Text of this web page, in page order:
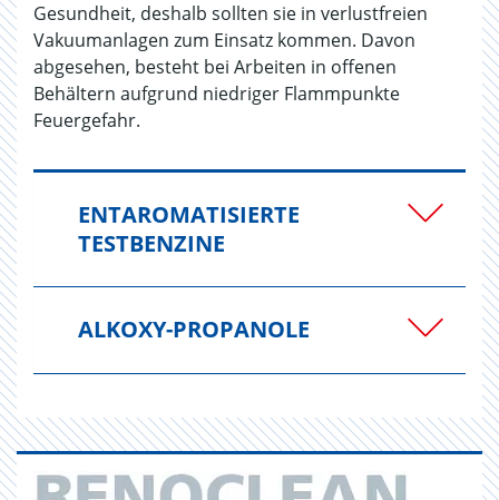
Gesundheit, deshalb sollten sie in verlustfreien
Vakuumanlagen zum Einsatz kommen. Davon
abgesehen, besteht bei Arbeiten in offenen
Behältern aufgrund niedriger Flammpunkte
Feuergefahr.
ENTAROMATISIERTE
TESTBENZINE
ALKOXY-PROPANOLE